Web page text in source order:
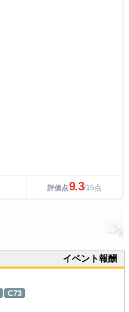
評価点9.3/15点
イベント報酬
C73